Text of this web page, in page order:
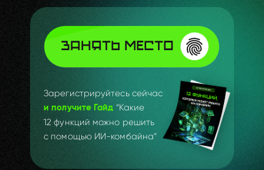
Зарегистрируйтесь сейчас
и получите Гайд “Какие
12 функций можно решить
с помощью ИИ-комбайна”
ЗАНЯТЬ МЕСТО